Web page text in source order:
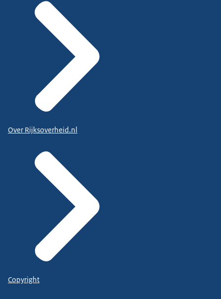
Over Rijksoverheid.nl
Copyright